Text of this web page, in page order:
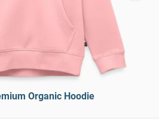
Organic Hoodie